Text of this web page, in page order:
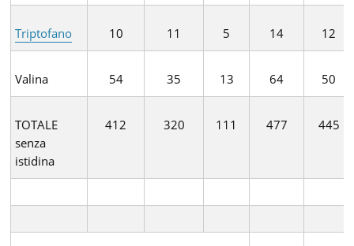
Triptofano 10 11 5 14 12
Valina 54 35 13 64 50
TOTALE
senza
istidina
412 320 111 477 445